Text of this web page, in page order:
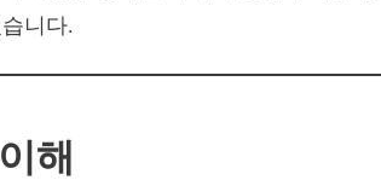
니다.
해